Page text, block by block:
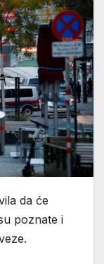
da će
poznate i